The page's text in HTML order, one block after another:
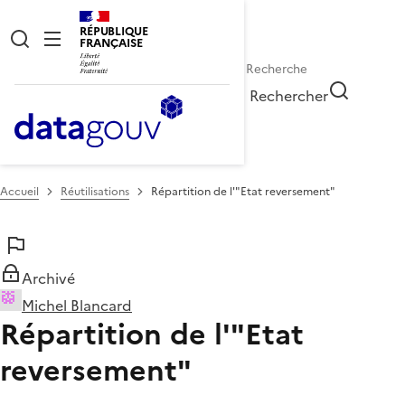
RÉPUBLIQUE
FRANÇAISE
Rechercher
Accueil Réutilisations Répartition de l'"Etat reversement"
Archivé
Michel Blancard
Répartition de l'"Etat
reversement"